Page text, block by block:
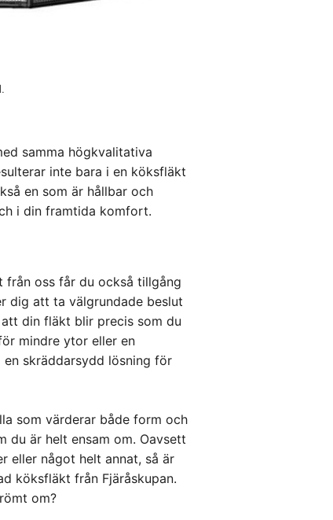
samma högkvalitativa
inte bara i en köksfläkt
en som är hållbar och
i din framtida komfort.
från oss får du också tillgång
dig att ta välgrundade beslut
din fläkt blir precis som du
mindre ytor eller en
skräddarsydd lösning för
som värderar både form och
du är helt ensam om. Oavsett
eller något helt annat, så är
köksfläkt från Fjäråskupan.
om?